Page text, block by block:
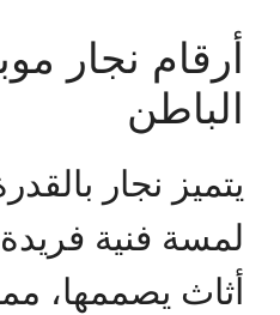
أرقام نجار
الباطن
يتميز نجار
لمسة فنية
أثاث يصممها،